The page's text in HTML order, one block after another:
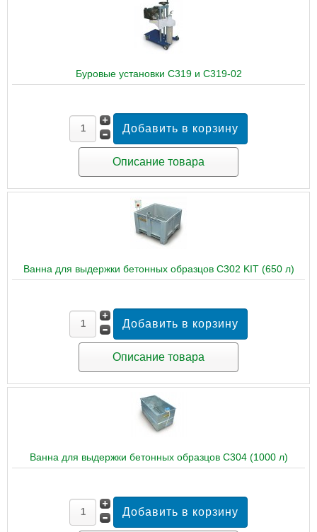
Буровые установки C319 и C319-02
Описание товара
Ванна для выдержки бетонных образцов C302 KIT (650 л)
Описание товара
Ванна для выдержки бетонных образцов C304 (1000 л)